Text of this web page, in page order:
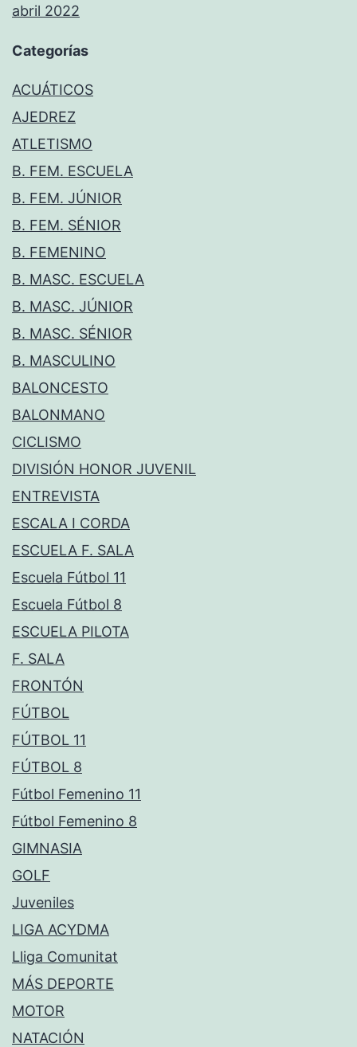
abril 2022
Categorías
ACUÁTICOS
AJEDREZ
ATLETISMO
B. FEM. ESCUELA
B. FEM. JÚNIOR
B. FEM. SÉNIOR
B. FEMENINO
B. MASC. ESCUELA
B. MASC. JÚNIOR
B. MASC. SÉNIOR
B. MASCULINO
BALONCESTO
BALONMANO
CICLISMO
DIVISIÓN HONOR JUVENIL
ENTREVISTA
ESCALA I CORDA
ESCUELA F. SALA
Escuela Fútbol 11
Escuela Fútbol 8
ESCUELA PILOTA
F. SALA
FRONTÓN
FÚTBOL
FÚTBOL 11
FÚTBOL 8
Fútbol Femenino 11
Fútbol Femenino 8
GIMNASIA
GOLF
Juveniles
LIGA ACYDMA
Lliga Comunitat
MÁS DEPORTE
MOTOR
NATACIÓN